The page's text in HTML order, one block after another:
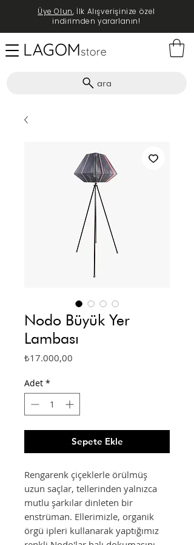
ara
Üye Olun, İlk Alışverişinize özel
indirimden yararlanın!
Nodo Büyük Yer
Lambası
₺17.000,00
Adet *
Sepete Ekle
Rengarenk çiçeklerle örülmüş
uzun saçlar, tellerinden yalnızca
mutlu şarkılar dinleten bir
enstrüman. Ellerimizle, organik
örgü ipleri kullanarak yaptığımız